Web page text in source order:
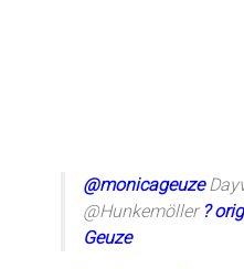
@monicageuze
@Hunkemöller ?
Geuze